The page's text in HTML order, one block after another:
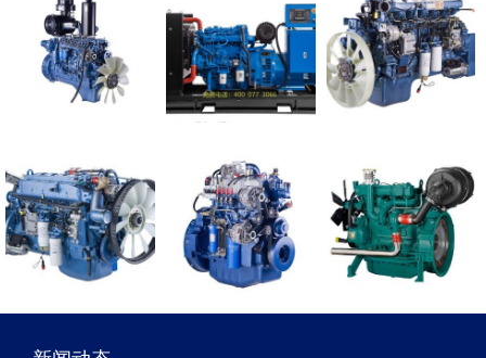
6113、6126系列等柴油机配件。
潍坊发电机组包括英国里卡多系列发电机组、潍坊道依
茨发电机组、潍坊斯太尔发电机组、潍坊6160、6170发电机
组。
按用途分有固定动力用柴油机、发电设备用柴油机、重
船舶动力用柴油机，按照功率分从8KW-2000KW，按照转速
分从750转-2800转，按照缸数分2缸、3缸、4缸、6缸、8
缸、V12缸、V16缸等配件。
我们实力雄厚，一切以诚信为本，质量保证，以薄利多
销和服务客户为宗旨，赢得了广大客户的信任。